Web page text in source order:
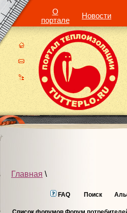
О
портале
Новости
Главная \
FAQ Поиск